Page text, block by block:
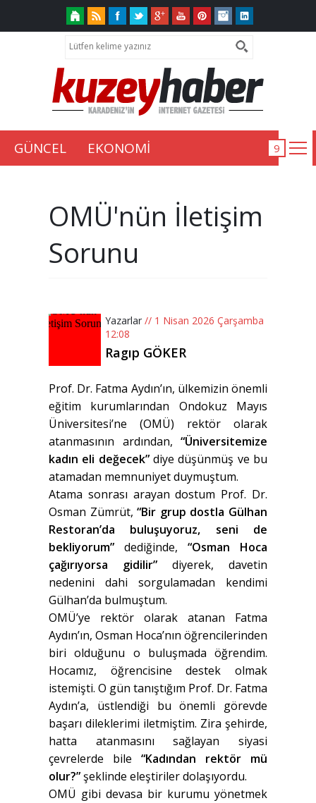
GÜNCEL EKONOMİ
OMÜ'nün İletişim
Sorunu
Yazarlar // 1 Nisan 2026 Çarşamba
12:08
Ragıp GÖKER
Prof. Dr. Fatma Aydın’ın, ülkemizin önemli
eğitim kurumlarından Ondokuz Mayıs
Üniversitesi’ne (OMÜ) rektör olarak
atanmasının ardından, “Üniversitemize
kadın eli değecek” diye düşünmüş ve bu
atamadan memnuniyet duymuştum.
Atama sonrası arayan dostum Prof. Dr.
Osman Zümrüt, “Bir grup dostla Gülhan
Restoran’da buluşuyoruz, seni de
bekliyorum” dediğinde, “Osman Hoca
çağırıyorsa gidilir” diyerek, davetin
nedenini dahi sorgulamadan kendimi
Gülhan’da bulmuştum.
OMÜ’ye rektör olarak atanan Fatma
Aydın’ın, Osman Hoca’nın öğrencilerinden
biri olduğunu o buluşmada öğrendim.
Hocamız, öğrencisine destek olmak
istemişti. O gün tanıştığım Prof. Dr. Fatma
Aydın’a, üstlendiği bu önemli görevde
başarı dileklerimi iletmiştim. Zira şehirde,
hatta atanmasını sağlayan siyasi
çevrelerde bile “Kadından rektör mü
olur?”şeklinde eleştiriler dolaşıyordu.
OMÜ gibi devasa bir kurumu yönetmek